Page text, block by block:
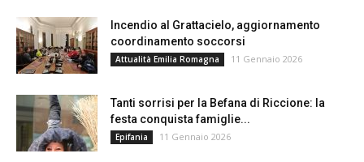
Incendio al Grattacielo, aggiornamento
coordinamento soccorsi
Attualità Emilia Romagna 11 Gennaio 2026
Tanti sorrisi per la Befana di Riccione: la
festa conquista famiglie...
Epifania 11 Gennaio 2026